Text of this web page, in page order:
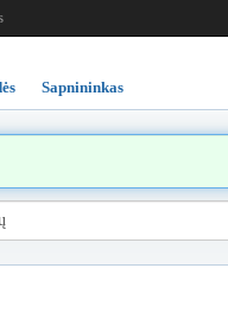
Sapnininkas